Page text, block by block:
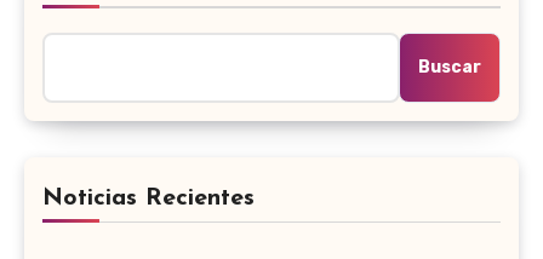
Buscar
Noticias Recientes